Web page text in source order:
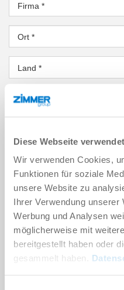
Diese Webseite
Wir verwenden Cookies,
Funktionen für soziale
unsere Website zu
Ihrer Verwendung
Werbung und Analysen
möglicherweise mit
bereitgestellt haben oder
gesammelt haben.
Firma *
Ort *
Land *
PLZ*
NACHRICHT
Nachricht*
Sicherheitsabfrage